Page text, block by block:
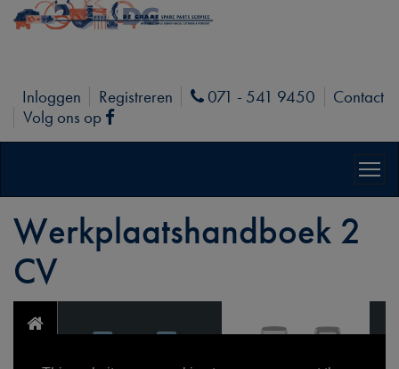
Inloggen Registreren Phone
071 - 541 9450
Contact
Volg ons op
Facebook
Werkplaatshandboek 2
CV